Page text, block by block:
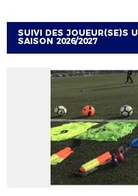
SUIVI DES JOUEUR(SE)S
SAISON 2026/2027